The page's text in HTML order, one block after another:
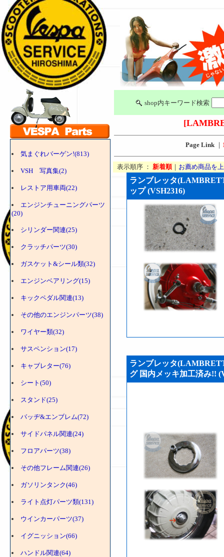
気まぐれバーゲン!(813)
VSH 写真集(2)
レストア用車両(22)
エンジンチューニングパーツ
(20)
シリンダー関連(25)
クラッチパーツ(30)
ガスケット&シール類(32)
エンジンベアリング(15)
キックペダル関連(13)
その他のエンジンパーツ(38)
ワイヤー類(32)
サスペンション(17)
キャブレター(76)
シート(50)
スタンド(25)
バッヂ&エンブレム(72)
サイドパネル関連(24)
フロアパーツ(38)
その他フレーム関連(26)
ガソリンタンク(46)
ライト点灯パーツ類(131)
ウインカーパーツ(37)
イグニッション(66)
ハンドル関連(64)
shop内キーワード検索
Page Link｜
表示順序 ： 新着順｜ お薦め商品を
ランブレッタ
ップ (VSH2316)
ランブレッタ
グ 国内メッキ加工済み!!